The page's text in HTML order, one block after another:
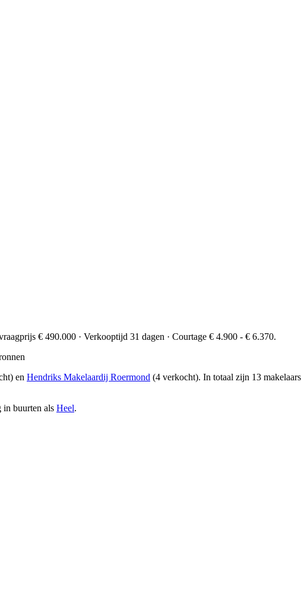
€ 490.000 · Verkooptijd 31 dagen · Courtage € 4.900 - € 6.370.
en Hendriks Makelaardij Roermond (4 verkocht). In totaal zijn 13
in buurten als Heel.